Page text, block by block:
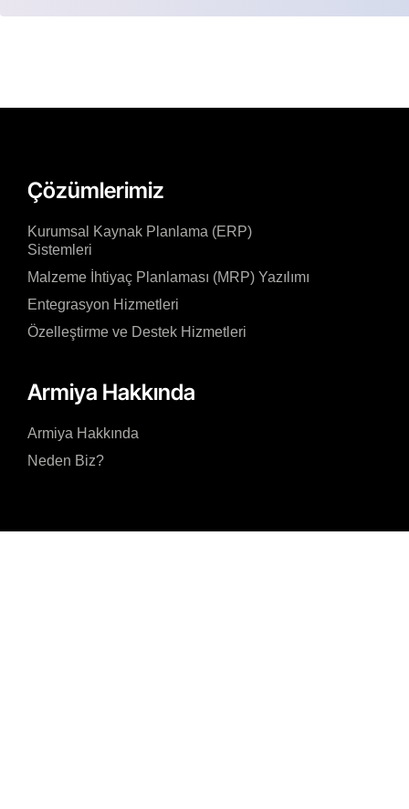
Çözümlerimiz
Kurumsal Kaynak Planlama (ERP)
Sistemleri
Malzeme İhtiyaç Planlaması (MRP) Yazılımı
Entegrasyon Hizmetleri
Özelleştirme ve Destek Hizmetleri
Armiya Hakkında
Armiya Hakkında
Neden Biz?